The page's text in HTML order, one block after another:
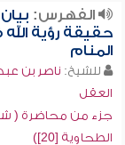
الفهرس: بيان
حقيقة رؤية
المنام
للشيخ: ناصر بن
العقل
جزء من محاضرة (
الطحاوية [20])